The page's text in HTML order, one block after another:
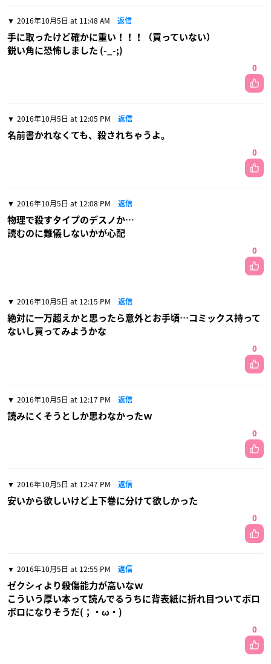
2016年10月5日 at 11:48 AM 返信
手に取ったけど確かに重い！！！（買っていない）
鋭い角に恐怖しました (-_-;)
0
2016年10月5日 at 12:05 PM 返信
名前書かれなくても、殺されちゃうよ。
0
2016年10月5日 at 12:08 PM 返信
物理で殺すタイプのデスノか…
読むのに難儀しないかが心配
0
2016年10月5日 at 12:15 PM 返信
絶対に一万超えかと思ったら意外とお手頃…コミックス持って
ないし買ってみようかな
0
2016年10月5日 at 12:17 PM 返信
読みにくそうとしか思わなかったｗ
0
2016年10月5日 at 12:47 PM 返信
安いから欲しいけど上下巻に分けて欲しかった
0
2016年10月5日 at 12:55 PM 返信
ゼクシィより殺傷能力が高いなｗ
こういう厚い本って読んでるうちに背表紙に折れ目ついてボロ
ボロになりそうだ(；・ω・)
0